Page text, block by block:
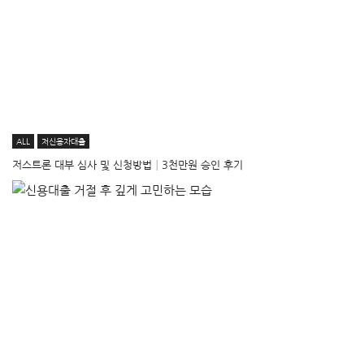
ALL 저신용자대출
저스트론 대부 심사 및 신청방법│3천만원 승인 후기